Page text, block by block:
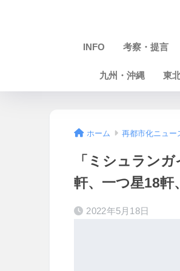
INFO 考察・提言
九州・沖縄 東
ホーム 再都市化ニュー
「ミシュラン
軒、一つ星18
2022年5月18日